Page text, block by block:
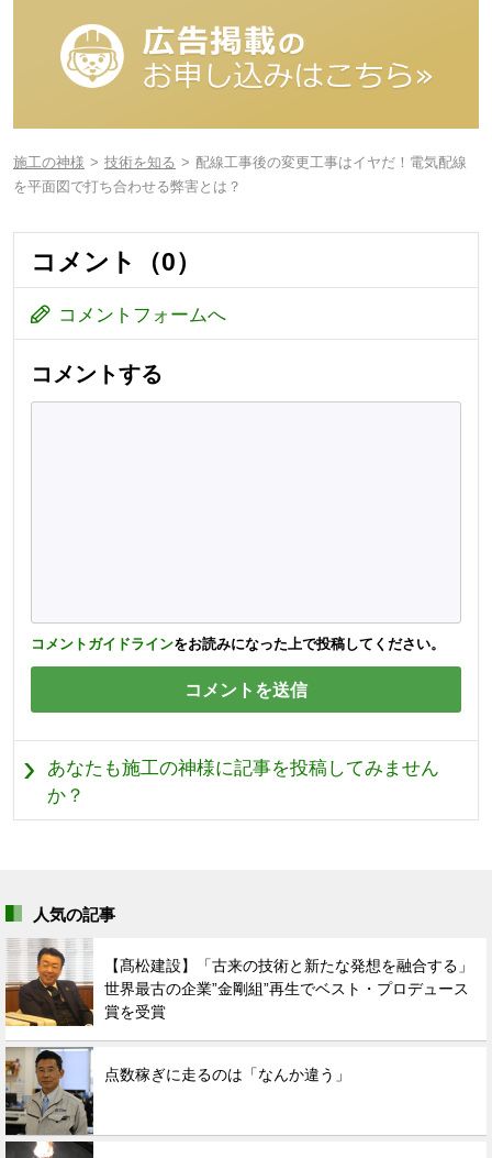
施工の神様 技術を知る
配線工事後の変更工事はイヤだ！電気配線
を平面図で打ち合わせる弊害とは？
コメント（0）
コメントフォームへ
コメントする
コメントガイドラインをお読みになった上で投稿してください。
あなたも施工の神様に記事を投稿してみません
か？
人気の記事
【髙松建設】「古来の技術と新たな発想を融合する」
世界最古の企業”金剛組”再生でベスト・プロデュース
賞を受賞
点数稼ぎに走るのは「なんか違う」